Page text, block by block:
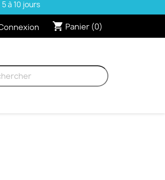
à 10 jours
shopping_cart Panier (0)